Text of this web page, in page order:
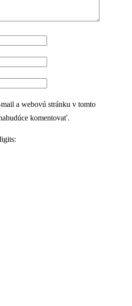
a webovú stránku v tomto
komentovať.